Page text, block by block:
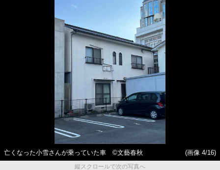
亡くなった小雪さんが乗っていた車 ©文藝春秋
(画像 4/16)
縦スクロールで次の写真へ